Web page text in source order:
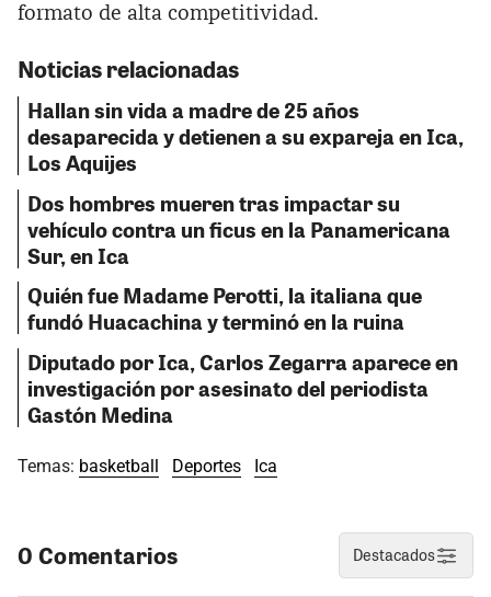
formato de alta competitividad.
Noticias relacionadas
Hallan sin vida a madre de 25 años
desaparecida y detienen a su expareja en Ica,
Los Aquijes
Dos hombres mueren tras impactar su
vehículo contra un ficus en la Panamericana
Sur, en Ica
Quién fue Madame Perotti, la italiana que
fundó Huacachina y terminó en la ruina
Diputado por Ica, Carlos Zegarra aparece en
investigación por asesinato del periodista
Gastón Medina
Temas: basketball Deportes Ica
0 Comentarios Destacados